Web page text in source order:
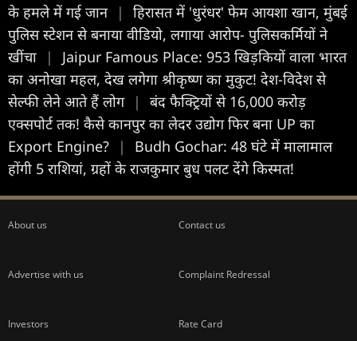
के हमले में गई जान |
हिरासत में 'धुरंधर' फेम आयशा खान, मुंबई
पुलिस स्टेशन से बनाया वीडियो, लगाया आरोप- पुलिसकर्मियों ने
खींचा
|
Jaipur Famous Place: 953 खिड़कियों वाला भारत
का अनोखा महल, देख लगेगा श्रीकृष्ण का मुकुट! देश-विदेश से
सेल्फी लेने आते हैं लोग |
बंद फैक्ट्रियों से 16,000 करोड़
एक्सपोर्ट तक! कैसे कानपुर का लेदर उद्योग फिर बना UP का
Export Engine?
|
Budh Gochar: 48 घंटे में मालामाल
होंगी 5 राशियां, ग्रहों के राजकुमार बुध पलट देंगे किस्मत!
About us Contact us
Advertise with us Complaint Redressal
Investors Rate Card